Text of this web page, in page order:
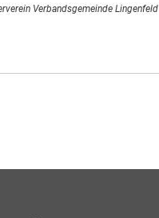
Verbandsgemeinde Lingenfeld